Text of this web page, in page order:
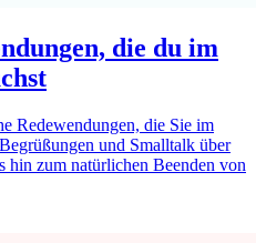
die du im
Redewendungen, die Sie im
und Smalltalk über
zum natürlichen Beenden von